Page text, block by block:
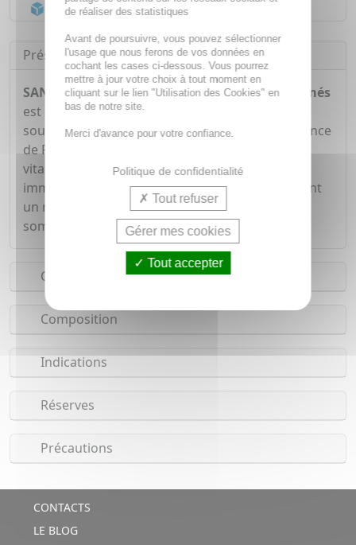
Acheminement Chronopost en 24h*
Présentation
SANTE VERTE Actirub Jour et Nuit x15 comprimés
est un complément alimentaire qui contribue à
soutenir l'inconfort de la gorge grâce à la présence
de Propolis et de Thym. Le Sureau, le Zinc et la
vitamine C aident à renforcer le système
immunitaire. La Camomille et le Coquelicot jouent
un rôle dans la relaxation et aident à induire un
sommeil de qualité avec le comprimé nuit.
Conseils d'utilisation
Composition
Indications
Réserves
Précautions
CONTACTS
LE BLOG
de réaliser des statistiques
Avant de poursuivre, vous pouvez sélectionner
l'usage que nous ferons de vos données en
cochant les cases ci-dessous. Vous pourrez
mettre à jour votre choix à tout moment en
cliquant sur le lien "Utilisation des Cookies" en
bas de notre site.
Merci d'avance pour votre confiance.
Politique de confidentialité
Tout refuser
Gérer mes cookies
Tout accepter